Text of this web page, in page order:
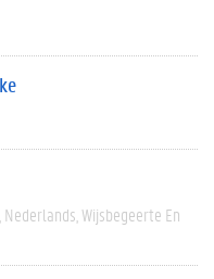
Nederlands Wijsbegeerte En